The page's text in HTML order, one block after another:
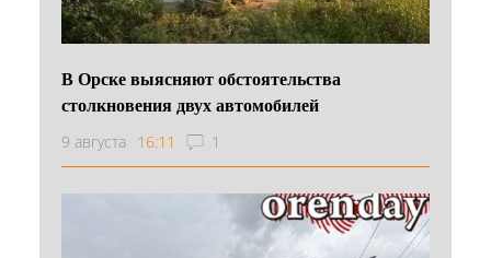
В Орске выясняют обстоятельства
столкновения двух автомобилей
9 августа 16:11 1